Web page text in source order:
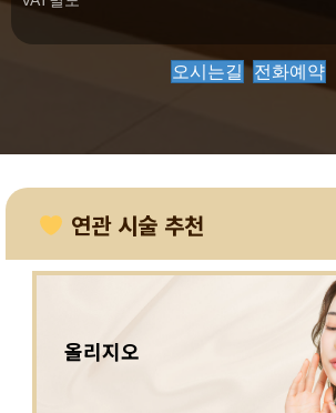
오시는길 전화예약
연관 시술 추천
올리지오